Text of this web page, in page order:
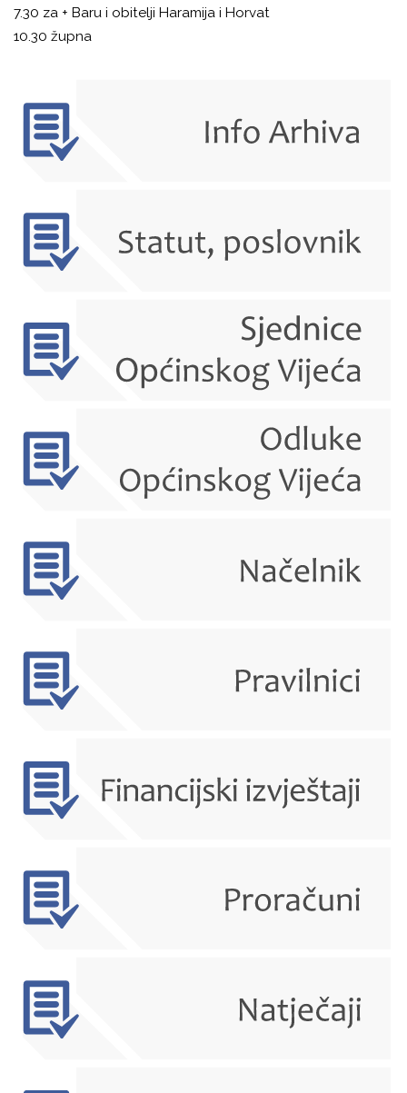
7.30 za + Baru i obitelji Haramija i Horvat
10.30 župna